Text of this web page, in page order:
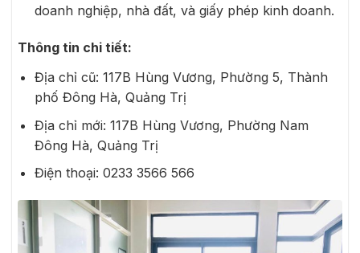
doanh nghiệp, nhà đất, và giấy phép kinh doanh.
Thông tin chi tiết:
Địa chỉ cũ: 117B Hùng Vương, Phường 5, Thành
phố Đông Hà, Quảng Trị
Địa chỉ mới: 117B Hùng Vương, Phường Nam
Đông Hà, Quảng Trị
Điện thoại: 0233 3566 566